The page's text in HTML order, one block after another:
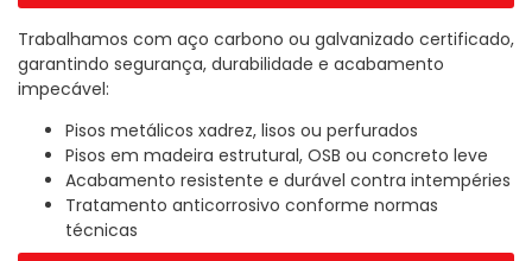
Trabalhamos com aço carbono ou galvanizado certificado,
garantindo segurança, durabilidade e acabamento
impecável:
Pisos metálicos xadrez, lisos ou perfurados
Pisos em madeira estrutural, OSB ou concreto leve
Acabamento resistente e durável contra intempéries
Tratamento anticorrosivo conforme normas
técnicas